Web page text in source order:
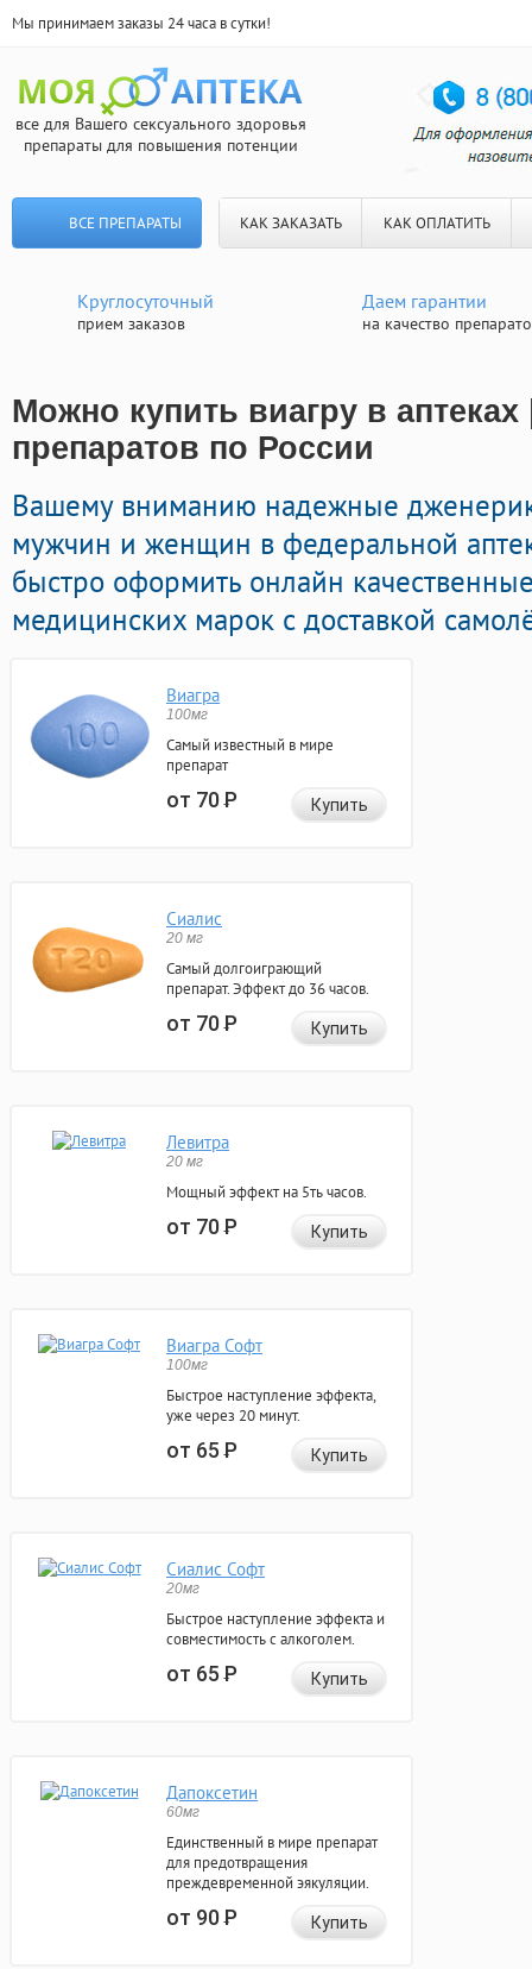
Мы принимаем заказы 24 часа в сутки!
все для Вашего сексуального здоровья
препараты для повышения потенции
ВСЕ ПРЕПАРАТЫ КАК ЗАКАЗАТЬ КАК ОПЛАТИТЬ
Круглосуточный
прием заказов
Даем гарантии
на качество
Можно купить виагру в аптеках
препаратов по России
Вашему вниманию надежные
мужчин и женщин в федеральной
быстро оформить онлайн
медицинских марок с доставкой
Виагра
100мг
Самый известный в мире
препарат
от 70Р Купить
Сиалис
20 мг
Самый долгоиграющий
препарат. Эффект до 36 часов.
от 70Р Купить
Левитра
20 мг
Мощный эффект на 5ть часов.
от 70Р Купить
Виагра Софт
100мг
Быстрое наступление эффекта,
уже через 20 минут.
от 65Р Купить
Сиалис Софт
20мг
Быстрое наступление эффекта и
совместимость с алкоголем.
от 65Р Купить
Дапоксетин
60мг
Единственный в мире препарат
для предотвращения
преждевременной эякуляции.
от 90Р Купить